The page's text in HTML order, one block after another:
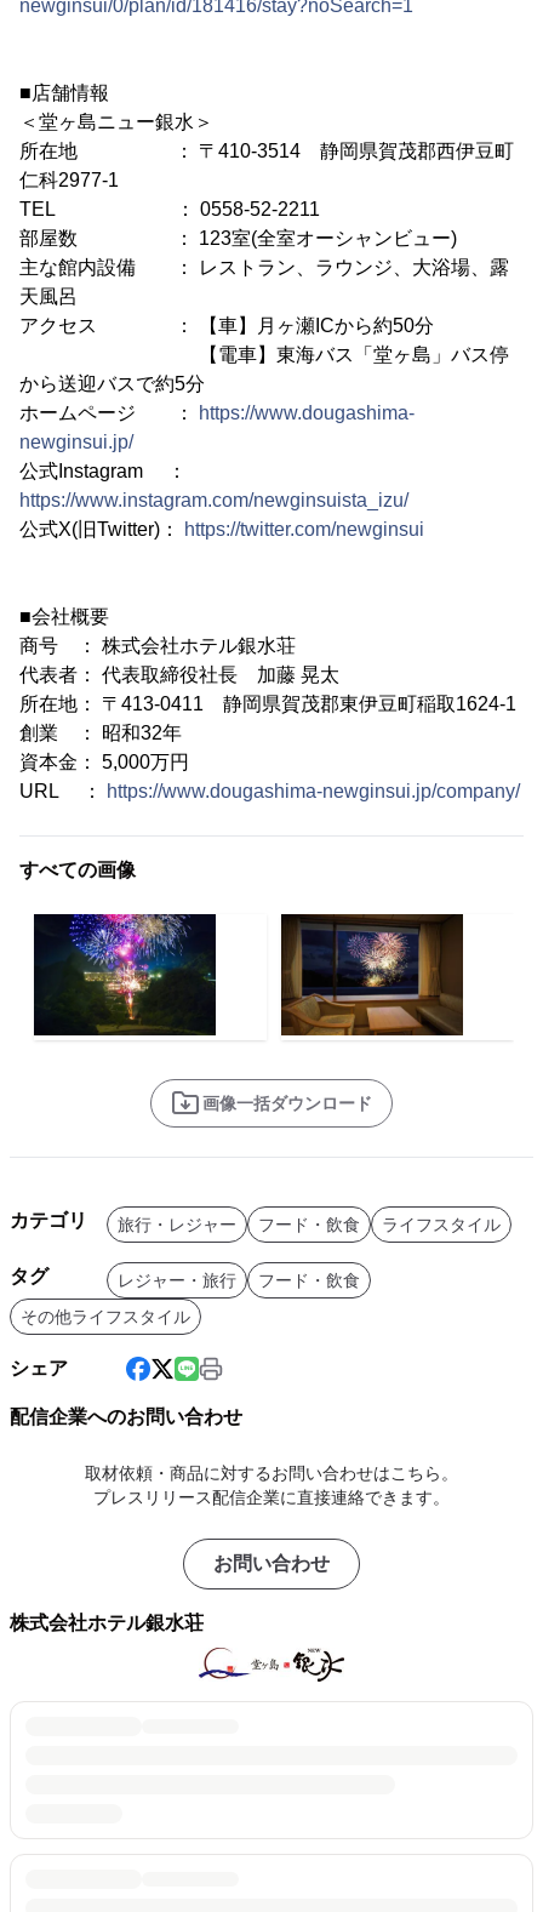
newginsui/0/plan/id/181416/stay?noSearch=1
■店舗情報
＜堂ヶ島ニュー銀水＞
所在地 ： 〒410-3514 静岡県賀茂郡西伊豆町
仁科2977-1
TEL ： 0558-52-2211
部屋数 ： 123室(全室オーシャンビュー)
主な館内設備 ： レストラン、ラウンジ、大浴場、露
天風呂
アクセス ： 【車】月ヶ瀬ICから約50分
【電車】東海バス「堂ヶ島」バス停
から送迎バスで約5分
ホームページ ：
https://www.dougashima-
newginsui.jp/
公式Instagram ：
https://www.instagram.com/newginsuista_izu/
公式X(旧Twitter)：
https://twitter.com/newginsui
■会社概要
商号 ： 株式会社ホテル銀水荘
代表者： 代表取締役社長 加藤 晃太
所在地： 〒413-0411 静岡県賀茂郡東伊豆町稲取1624-1
創業 ： 昭和32年
資本金： 5,000万円
URL ：
https://www.dougashima-newginsui.jp/company/
すべての画像
画像一括ダウンロード
カテゴリ 旅行・レジャー フード・飲食 ライフスタイル
タグ レジャー・旅行
フード・飲食
その他ライフスタイル
シェア
配信企業へのお問い合わせ
取材依頼・商品に対するお問い合わせはこちら。
プレスリリース配信企業に直接連絡できます。
お問い合わせ
株式会社ホテル銀水荘